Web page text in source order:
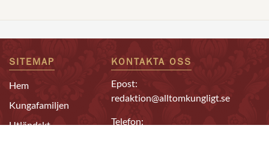
SITEMAP
Hem
Kungafamiljen
Utländskt
KONTAKTA OSS
Epost:
redaktion@alltomkungligt.se
Telefon: